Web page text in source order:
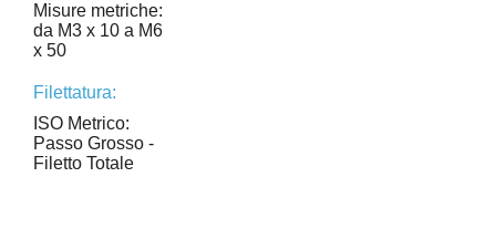
Misure metriche:
da M3 x 10 a M6
x 50
Filettatura:
ISO Metrico:
Passo Grosso -
Filetto Totale